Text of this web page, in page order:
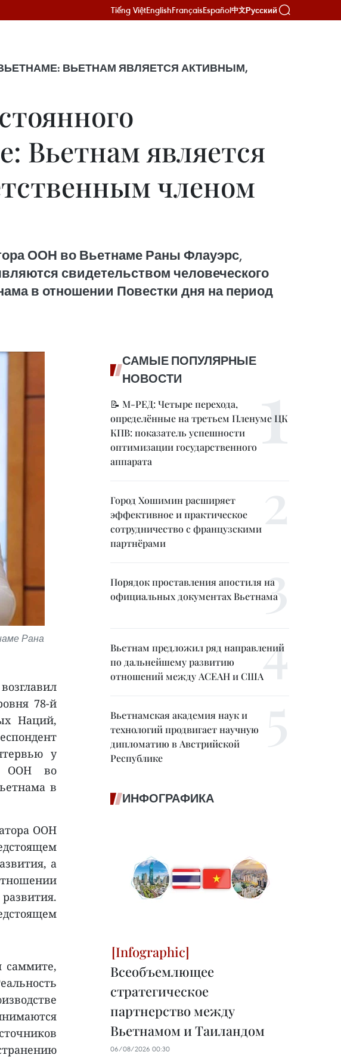
Tiếng ViệtEnglishFrançaisEspañol中文Русский
ВЬЕТНАМ ЯВЛЯЕТСЯ АКТИВНЫМ,
Вьетнам является
членом
ООН во Вьетнаме Раны Флауэрс,
свидетельством человеческого
в отношении Повестки дня на период
Рана
78-й
Наций,
у
ООН во
в
ООН
а
саммите,
САМЫЕ ПОПУЛЯРНЫЕ
НОВОСТИ
📝 М-РЕД: Четыре перехода,
определённые на третьем Пленуме ЦК
КПВ: показатель успешности
оптимизации государственного
аппарата
Город Хошимин расширяет
эффективное и практическое
сотрудничество с французскими
партнёрами
Порядок проставления апостиля на
официальных документах Вьетнама
Вьетнам предложил ряд направлений
по дальнейшему развитию
отношений между АСЕАН и США
Вьетнамская академия наук и
технологий продвигает научную
дипломатию в Австрийской
Республике
ИНФОГРАФИКА
Всеобъемлющее
стратегическое
партнерство между
Вьетнамом и Таиландом
06/08/2026 00:30